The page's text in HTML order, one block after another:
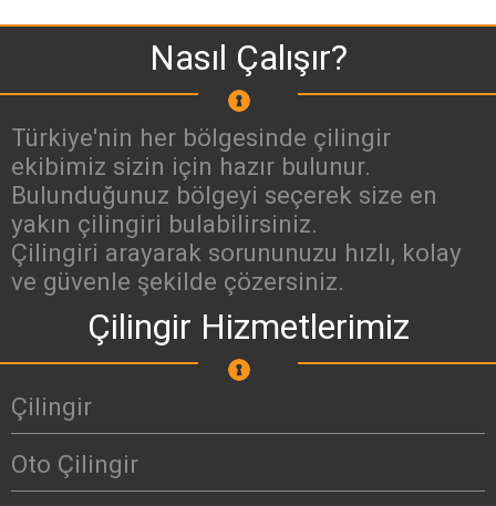
Nasıl Çalışır?
Türkiye'nin her bölgesinde çilingir
ekibimiz sizin için hazır bulunur.
Bulunduğunuz bölgeyi seçerek size en
yakın çilingiri bulabilirsiniz.
Çilingiri arayarak sorununuzu hızlı, kolay
ve güvenle şekilde çözersiniz.
Çilingir Hizmetlerimiz
Çilingir
Oto Çilingir